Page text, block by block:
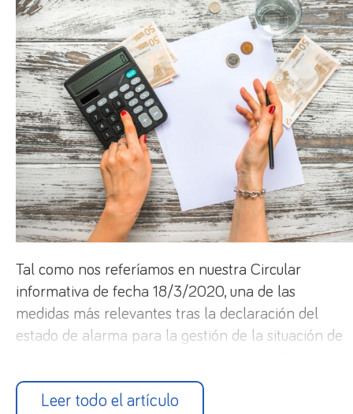
Tal como nos referíamos en nuestra Circular
informativa de fecha 18/3/2020, una de las
medidas más relevantes tras la declaración del
estado de alarma para la gestión de la situación de
sido la creación de una prestación económica
extraordinaria por cese de actividad para los/las
Leer todo el artículo